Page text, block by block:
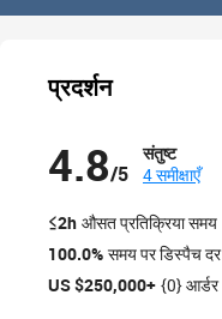
प्रदर्शन
4.8/5
संतुष्ट
4 समीक्षाएँ
≤2h औसत प्रतिक्रिया समय
100.0% समय पर डिस्पैच दर
US $250,000+ {0} आर्डर